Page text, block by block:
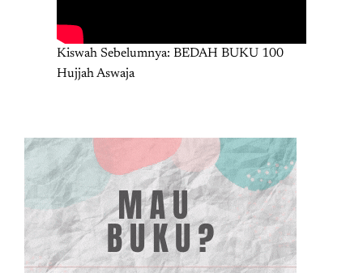
Kiswah Sebelumnya: BEDAH BUKU 100
Hujjah Aswaja